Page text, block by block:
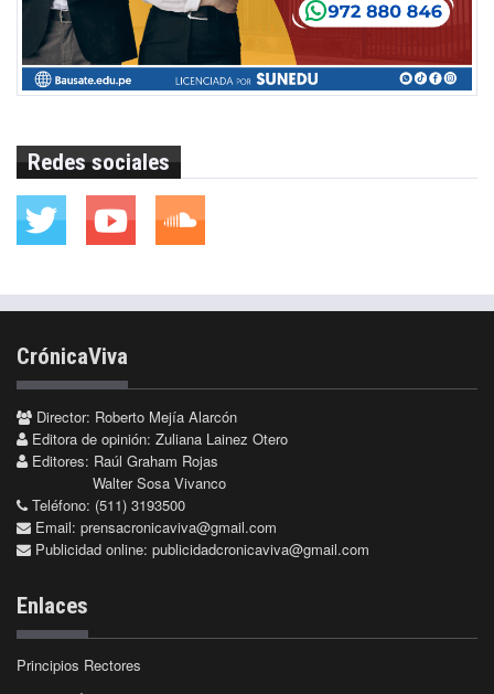
Redes sociales
CrónicaViva
Director: Roberto Mejía Alarcón
Editora de opinión: Zuliana Lainez Otero
Editores: Raúl Graham Rojas
Walter Sosa Vivanco
Teléfono: (511) 3193500
Email: prensacronicaviva@gmail.com
Publicidad online: publicidadcronicaviva@gmail.com
Enlaces
Principios Rectores